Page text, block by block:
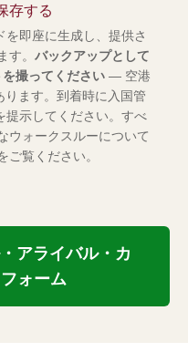
存する
即座に生成し、提供さ
。 バックアップとして
撮ってください— 空港
ます。到着時に入国管
提示してください。すべ
ウォークスルーについて
ご覧ください。
アライバル・カ
ォーム